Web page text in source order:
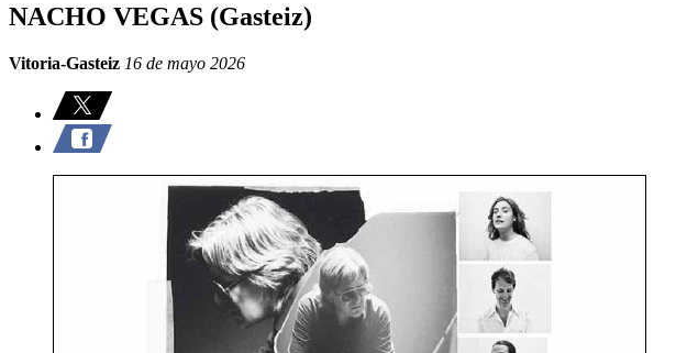
NACHO VEGAS (Gasteiz)
Vitoria-Gasteiz 16 de mayo 2026